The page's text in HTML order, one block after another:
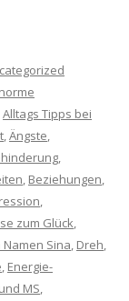
Alltags Tipps bei
,Ängste,
,
, Beziehungen,
,
zum Glück,
Sina, Dreh,
, Energie-
MS,